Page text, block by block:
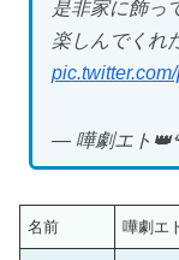
是非家に飾っ
楽しんでくれ
— 嘩劇エト
名前 嘩劇エ